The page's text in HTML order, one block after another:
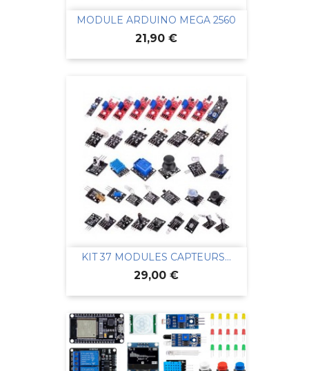
MODULE ARDUINO MEGA 2560
Prix
21,90 €
KIT 37 MODULES CAPTEURS...
Prix
29,00 €